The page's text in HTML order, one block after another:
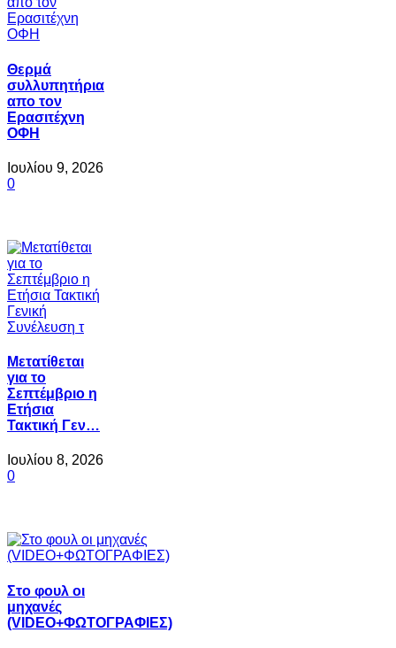
Θερμά
συλλυπητήρια
απο τον
Ερασιτέχνη
ΟΦΗ
Ιουλίου 9, 2026
0
Μετατίθεται
για το
Σεπτέμβριο η
Ετήσια
Τακτική Γεν…
Ιουλίου 8, 2026
0
Στο φουλ οι
μηχανές
(VIDEO+ΦΩΤΟΓΡΑΦΙΕΣ)